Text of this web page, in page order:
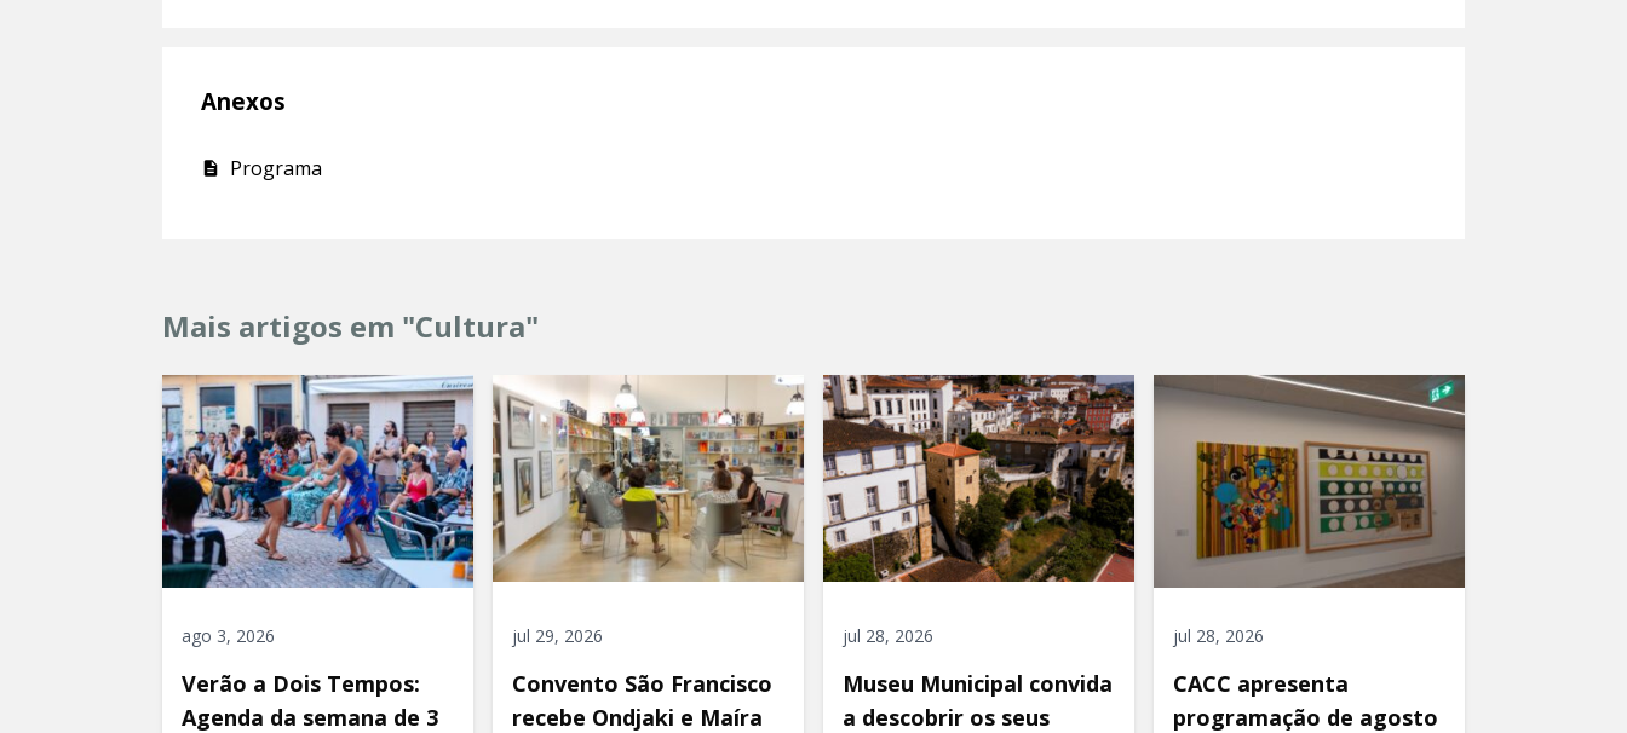
Anexos
Programa
Mais artigos em "Cultura"
ago 3, 2026
Verão a Dois Tempos:
Agenda da semana de 3
jul 29, 2026
Convento São Francisco
recebe Ondjaki e Maíra
jul 28, 2026
Museu Municipal convida
a descobrir os seus
jul 28, 2026
CACC apresenta
programação de agosto